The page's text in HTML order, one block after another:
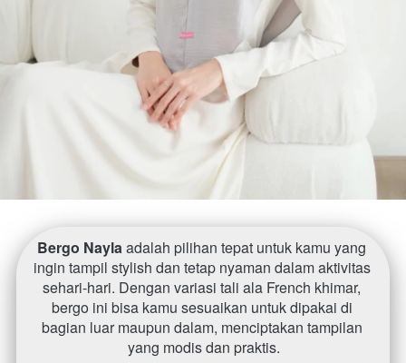
Bergo Nayla adalah pilihan tepat untuk kamu yang
ingin tampil stylish dan tetap nyaman dalam aktivitas
sehari-hari. Dengan variasi tali ala French khimar,
bergo ini bisa kamu sesuaikan untuk dipakai di
bagian luar maupun dalam, menciptakan tampilan
yang modis dan praktis.